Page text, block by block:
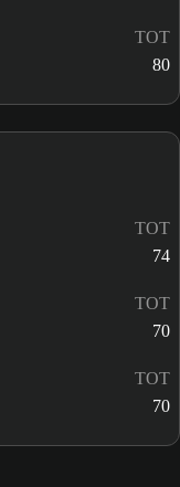
TOT
80
TOT
74
TOT
70
TOT
70